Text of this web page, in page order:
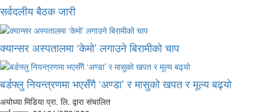
सर्वदलीय बैठक जारी
क्यान्सर अस्पतालमा ‘केमो’ लगाउने बिरामीको चाप
बर्डफ्लु नियन्त्रणमा भएसँगै ‘अण्डा’ र मासुको खपत र मूल्य बढ्यो
अयोध्या मिडिया प्रा. लि. द्वारा संचालित